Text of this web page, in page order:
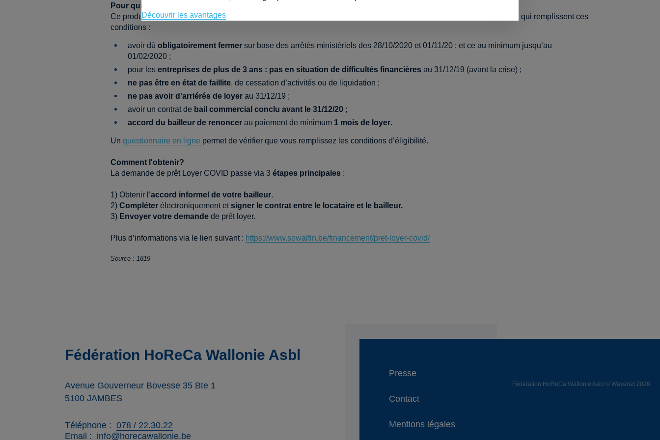
Pour qui?
Ce produit s’adresse auxindépendants et PME, locataires d’un immeuble commercial situé en Région wallonne
, qui remplissent ces
conditions :
avoir dû obligatoirement fermersur base des arrêtés ministériels des 28/10/2020 et 01/11/20 ; et ce au minimum jusqu’au
01/02/2020 ;
pour les entreprises de plus de 3 ans : pas en situation de difficultés financièresau 31/12/19 (avant la crise) ;
ne pas être en état de faillite, de cessation d’activités ou de liquidation ;
ne pas avoir d’arriérés de loyerau 31/12/19 ;
avoir un contrat de bail commercial conclu avant le 31/12/20;
accord du bailleur de renoncerau paiement de minimum 1 mois de loyer.
Un questionnaire en ligne permet de vérifier que vous remplissez les conditions d’éligibilité.
Comment l'obtenir?
La demande de prêt Loyer COVID passe via 3 étapes principales:
1) Obtenir l’accord informel de votre bailleur.
2) Compléterélectroniquement etsigner le contrat entre le locataire et le bailleur.
3) Envoyer votre demandede prêt loyer.
Plus d’informations via le lien suivant : https://www.sowalfin.be/financement/pret-loyer-covid/
Source : 1819
Fédération HoReCa Wallonie Asbl
Avenue Gouverneur Bovesse 35 Bte 1
5100 JAMBES
Téléphone
078 / 22.30.22
Email
info@horecawallonie.be
Presse
Contact
Mentions légales
Fédération HoReCa Wallonie Asbl © Wavenet 2026
Découvrir les avantages